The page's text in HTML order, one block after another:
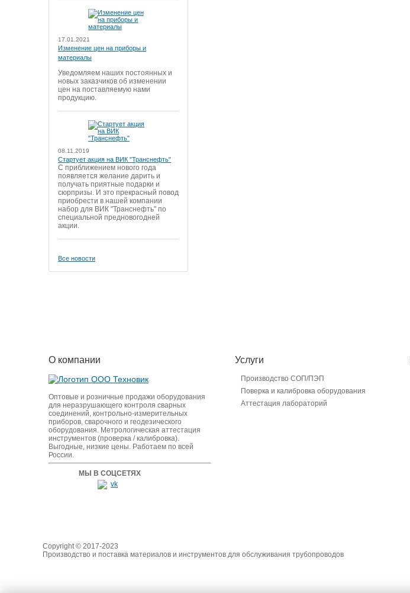
17.01.2021
Изменение цен на приборы и
материалы
Уведомляем наших постоянных и
новых заказчиков об изменении
цен на поставляемую нами
продукцию.
08.11.2019
Стартует акция на ВИК "Транснефть"
С приближением нового года
появляется желание дарить и
получать приятные подарки и
сюрпризы. И это прекрасный повод
приобрести в нашей компании
набор для ВИК "Транснефть" по
специальной предновогодней
акции.
Все новости
О компании
Оптовые и розничные продажи оборудования
для неразрушающего контроля сварных
соединений, контрольно-измерительных
приборов, сварочного и геодезического
оборудования. Метрологическая аттестация
инструментов (проверка / калибровка).
Выгодные, низкие цены. Работаем по всей
России.
МЫ В СОЦСЕТЯХ
Услуги
Производство СОП/ПЭП
Поверка и калибровка оборудования
Аттестация лабораторий
Copyright © 2017-2023
Производство и поставка материалов и инструментов для обслуживания трубопроводов